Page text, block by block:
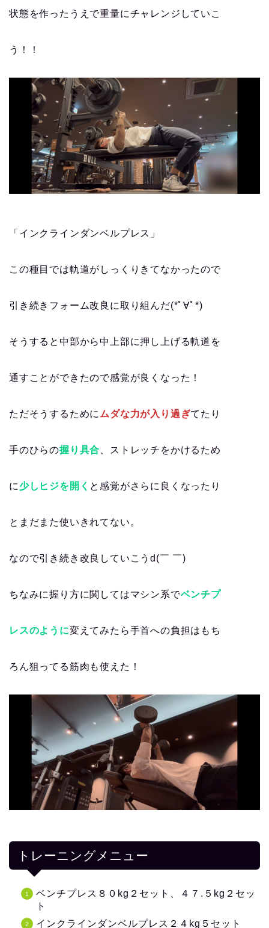
状態を作ったうえで重量にチャレンジしていこ
う！！
「インクラインダンベルプレス」
この種目では軌道がしっくりきてなかったので
引き続きフォーム改良に取り組んだ(*ﾟ∀ﾟ*)
そうすると中部から中上部に押し上げる軌道を
通すことができたので感覚が良くなった！
ただそうするために ムダな力が入り過ぎてたり
手のひらの握り具合 、ストレッチをかけるため
に 少しヒジを開く と感覚がさらに良くなったり
とまだまた使いきれてない。
なので引き続き改良していこうd(￣ ￣)
ちなみに握り方に関してはマシン系でベンチプ
レスのように変えてみたら手首への負担はもち
ろん狙ってる筋肉も使えた！
トレーニングメニュー
ベンチプレス８０kg２セット、４７.５kg２セッ
ト
インクラインダンベルプレス２４kg５セット